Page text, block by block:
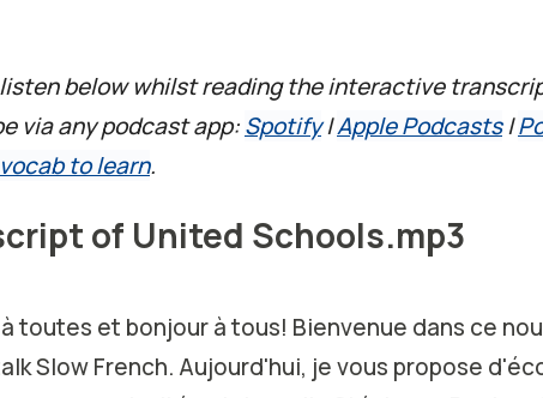
listen below whilst reading the interactive
via any podcast app:Spotify|Apple Podcasts|
to learn.
of United Schools.mp3
toutes et bonjour à tous! Bienvenue dans ce
Slow French. Aujourd'hui, je vous propose